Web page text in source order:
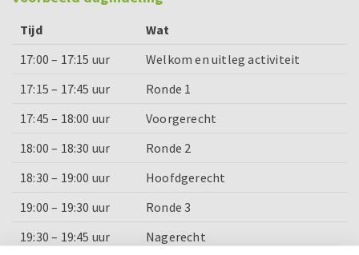
Tijd
Wat
17:00 – 17:15 uur
Welkom en uitleg activiteit
17:15 – 17:45 uur
Ronde 1
17:45 – 18:00 uur
Voorgerecht
18:00 – 18:30 uur
Ronde 2
18:30 – 19:00 uur
Hoofdgerecht
19:00 – 19:30 uur
Ronde 3
19:30 – 19:45 uur
Nagerecht